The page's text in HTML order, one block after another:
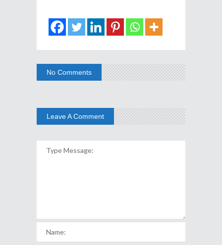
No Comments
Leave A Comment